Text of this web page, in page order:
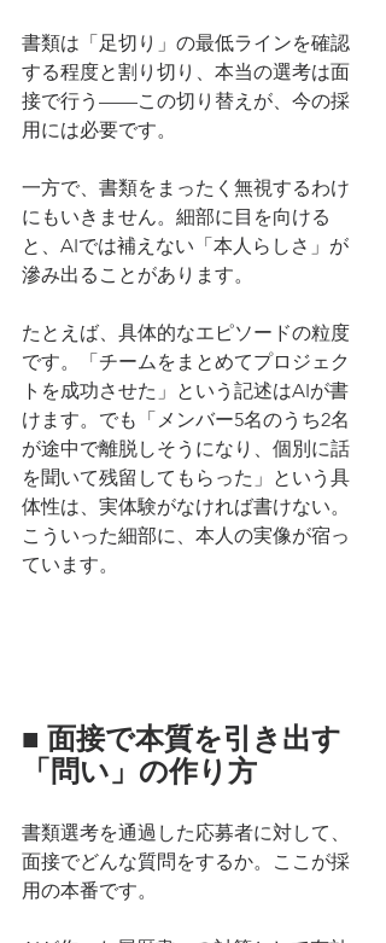
書類は「足切り」の最低ラインを確認
する程度と割り切り、本当の選考は面
接で行う——この切り替えが、今の採
用には必要です。
一方で、書類をまったく無視するわけ
にもいきません。細部に目を向ける
と、AIでは補えない「本人らしさ」が
滲み出ることがあります。
たとえば、具体的なエピソードの粒度
です。「チームをまとめてプロジェク
トを成功させた」という記述はAIが書
けます。でも「メンバー5名のうち2名
が途中で離脱しそうになり、個別に話
を聞いて残留してもらった」という具
体性は、実体験がなければ書けない。
こういった細部に、本人の実像が宿っ
ています。
■ 面接で本質を引き出す
「問い」の作り方
書類選考を通過した応募者に対して、
面接でどんな質問をするか。ここが採
用の本番です。